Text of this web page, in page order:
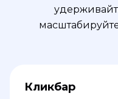
Кликбар